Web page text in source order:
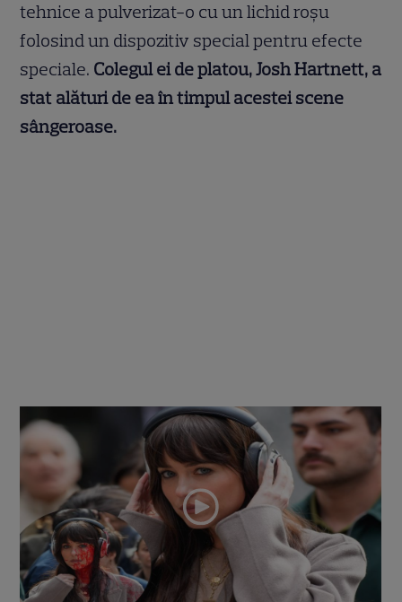
tehnice a pulverizat-o cu un lichid roșu
folosind un dispozitiv special pentru efecte
speciale. Colegul ei de platou, Josh Hartnett, a
stat alături de ea în timpul acestei scene
sângeroase.